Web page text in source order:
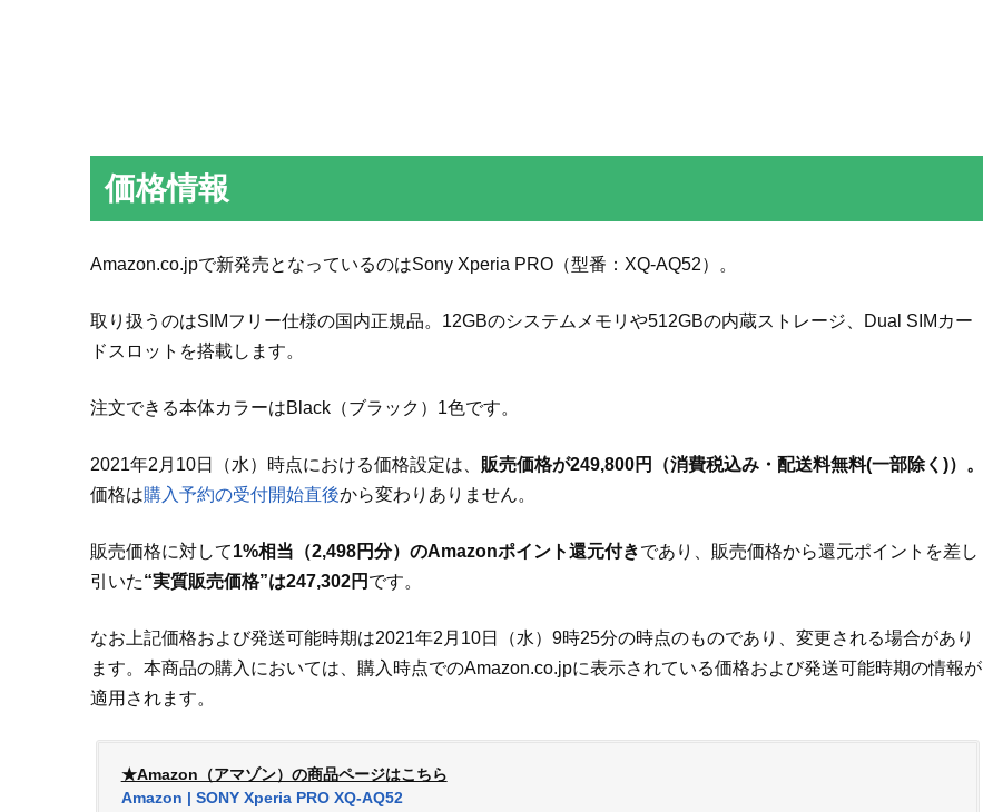
価格情報
Amazon.co.jpで新発売となっているのはSony Xperia PRO（型番：XQ-AQ52）。
取り扱うのはSIMフリー仕様の国内正規品。12GBのシステムメモリや512GBの内蔵ストレージ、Dual SIMカー
ドスロットを搭載します。
注文できる本体カラーはBlack（ブラック）1色です。
2021年2月10日（水）時点における価格設定は、 販売価格が249,800円（消費税込み・配送料無料(一部除く)）。
価格は購入予約の受付開始直後から変わりありません。
販売価格に対して1%相当（2,498円分）のAmazonポイント還元付きであり、販売価格から還元ポイントを差し
引いた“実質販売価格”は247,302円 です。
なお上記価格および発送可能時期は2021年2月10日（水）9時25分の時点のものであり、変更される場合があり
ます。本商品の購入においては、購入時点でのAmazon.co.jpに表示されている価格および発送可能時期の情報が
適用されます。
★Amazon（アマゾン）の商品ページはこちら
Amazon | SONY Xperia PRO XQ-AQ52